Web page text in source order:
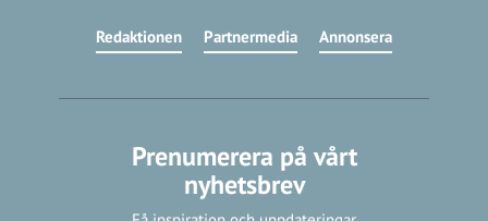
Redaktionen Partnermedia Annonsera
Prenumerera på vårt
nyhetsbrev